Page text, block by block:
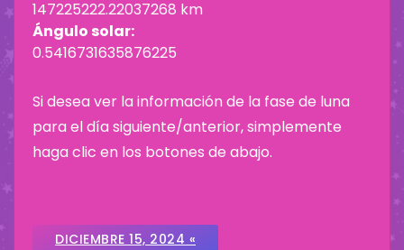
147225222.22037268 km
Ángulo solar:
0.5416731635876225
Si desea ver la información de la fase de luna
para el día siguiente/anterior, simplemente
haga clic en los botones de abajo.
DICIEMBRE 15, 2024 «